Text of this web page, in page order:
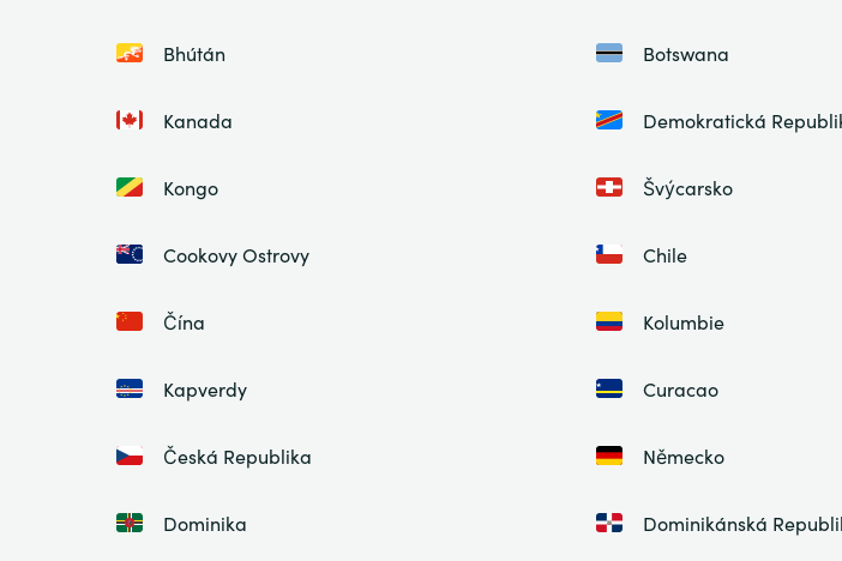
Bhútán Botswana
Kanada Demokratická
Kongo Švýcarsko
Cookovy Ostrovy Chile
Čína Kolumbie
Kapverdy Curacao
Česká Republika Německo
Dominika Dominikánská